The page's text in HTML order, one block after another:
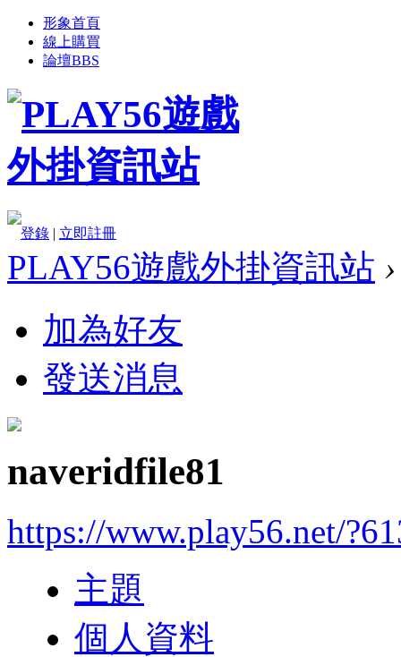
形象首頁
線上購買
論壇BBS
登錄 | 立即註冊
PLAY56遊戲外掛資訊站 ›
加為好友
發送消息
naveridfile81
https://www.play56.net/
主題
個人資料